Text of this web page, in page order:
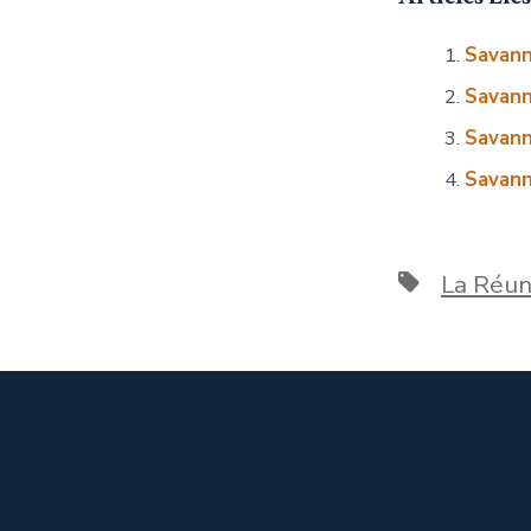
Étiquettes
La